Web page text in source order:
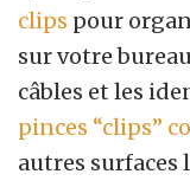
clips pour
sur votre
câbles et les
pinces “clips”
autres surfaces